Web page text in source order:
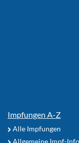
Impfungen A-Z
Alle Impfungen
Allgemeine Impf-